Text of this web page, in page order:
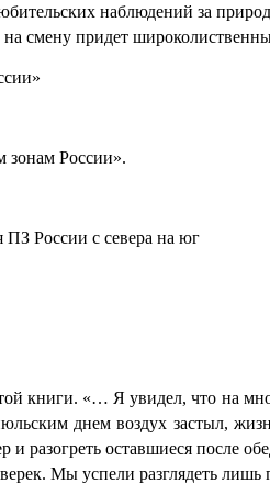
наблюдений за
на смену придет
зонам России».
России с севера на юг
книги. «… Я увидел, что на
днем воздух застыл,
и разогреть оставшиеся после
Мы успели разглядеть